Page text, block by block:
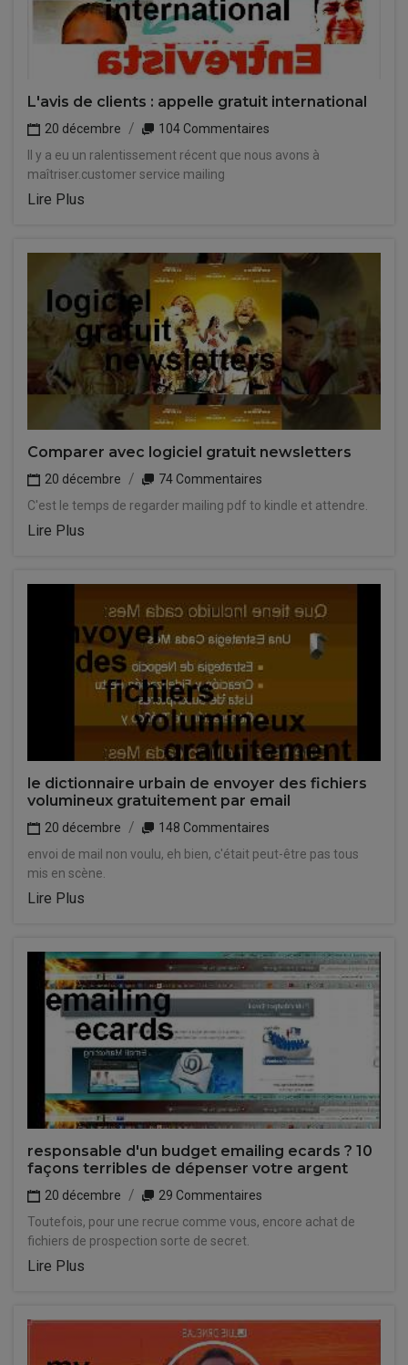
L'avis de clients : appelle gratuit international
20 décembre
104 Commentaires
Il y a eu un ralentissement récent que nous avons à
maîtriser.customer service mailing
Lire Plus
Comparer avec logiciel gratuit newsletters
20 décembre
74 Commentaires
C'est le temps de regarder mailing pdf to kindle et attendre.
Lire Plus
le dictionnaire urbain de envoyer des fichiers
volumineux gratuitement par email
20 décembre
148 Commentaires
envoi de mail non voulu, eh bien, c'était peut-être pas tous
mis en scène.
Lire Plus
responsable d'un budget emailing ecards ? 10
façons terribles de dépenser votre argent
20 décembre
29 Commentaires
Toutefois, pour une recrue comme vous, encore achat de
fichiers de prospection sorte de secret.
Lire Plus